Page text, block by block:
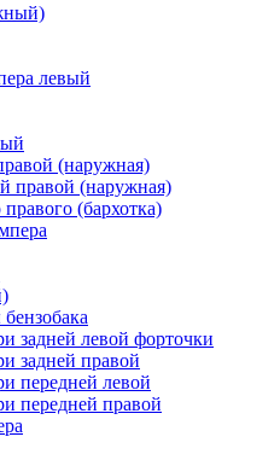
левый
(наружная)
правой (наружная)
(бархотка)
задней левой форточки
задней правой
передней левой
передней правой